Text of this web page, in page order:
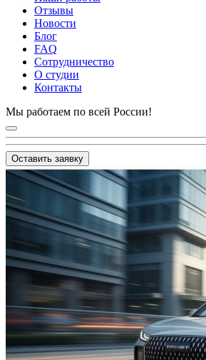
Отзывы
Новости
Блог
FAQ
Сотрудничество
О студии
Контакты
Мы работаем по всей России!
Оставить заявку